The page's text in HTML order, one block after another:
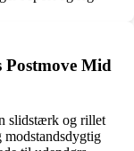
Postmove Mid
slidstærk og rillet
modstandsdygtig